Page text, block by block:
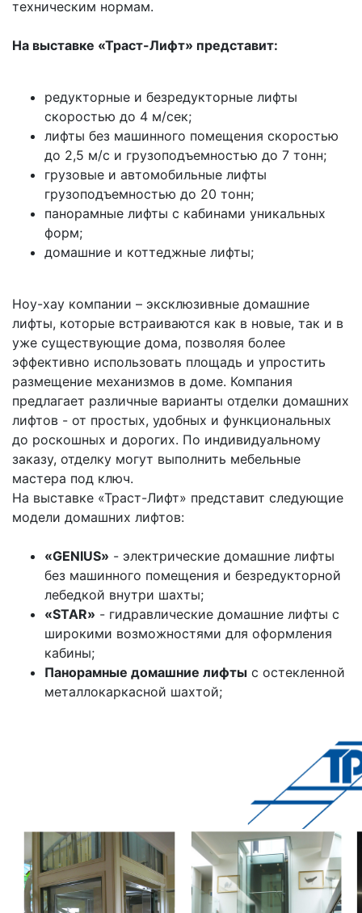
техническим нормам.
На выставке «Траст-Лифт» представит:
редукторные и безредукторные лифты
скоростью до 4 м/сек;
лифты без машинного помещения скоростью
до 2,5 м/с и грузоподъемностью до 7 тонн;
грузовые и автомобильные лифты
грузоподъемностью до 20 тонн;
панорамные лифты с кабинами уникальных
форм;
домашние и коттеджные лифты;
Ноу-хау компании – эксклюзивные домашние
лифты, которые встраиваются как в новые, так и в
уже существующие дома, позволяя более
эффективно использовать площадь и упростить
размещение механизмов в доме. Компания
предлагает различные варианты отделки домашних
лифтов - от простых, удобных и функциональных
до роскошных и дорогих. По индивидуальному
заказу, отделку могут выполнить мебельные
мастера под ключ.
На выставке «Траст-Лифт» представит следующие
модели домашних лифтов:
«GENIUS» - электрические домашние лифты
без машинного помещения и безредукторной
лебедкой внутри шахты;
«STAR» - гидравлические домашние лифты с
широкими возможностями для оформления
кабины;
Панорамные домашние лифты с остекленной
металлокаркасной шахтой;